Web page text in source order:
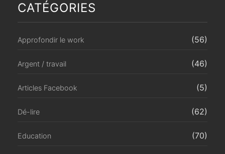
CATÉGORIES
Approfondir le work (56)
Argent / travail (46)
Articles Facebook (5)
Dé-lire (62)
Education (70)